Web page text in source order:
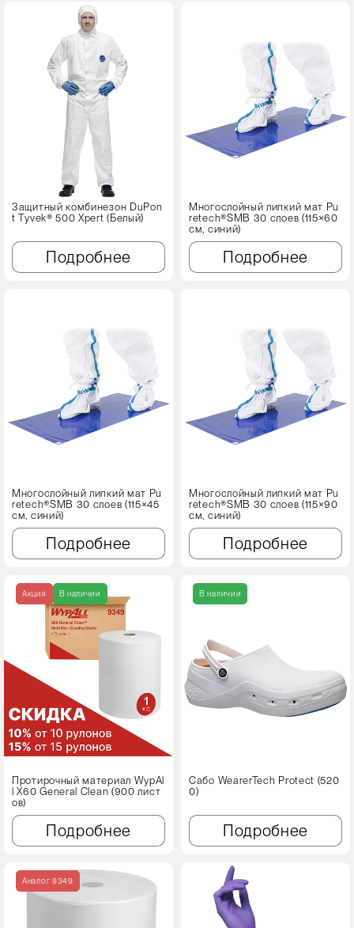
Защитный комбинезон DuPon
t Tyvek® 500 Xpert (Белый)
Подробнее
Многослойный липкий мат Pu
retech®SMB 30 слоев (115×60
см, синий)
Подробнее
Многослойный липкий мат Pu
retech®SMB 30 слоев (115×45
см, синий)
Подробнее
Многослойный липкий мат Pu
retech®SMB 30 слоев (115×90
см, синий)
Подробнее
Акция В наличии
Протирочный материал WypAl
l X60 Genеral Clean (900 лист
ов)
Подробнее
В наличии
Сабо WearerTech Protect (520
0)
Подробнее
Аналог 9349